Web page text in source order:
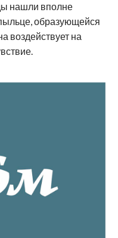
нашли вполне
образующейся
воздействует на